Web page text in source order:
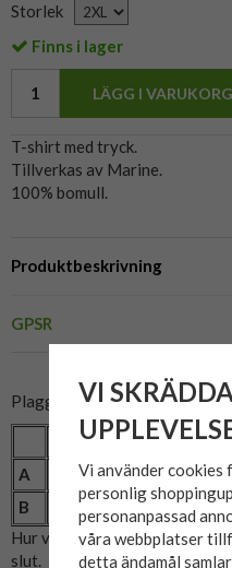
Storlek
Finns i lager
LÄGG I
Produktbeskrivning
GPSR
T-shirt med tryck.
Tillverkas av Marine.
100% bomull.
Plaggets mått:
Storlek
A
Omkrets (cm)
B
Längd (cm)
Hur vi mätat: A= Bröstmått
slut.
VI
Vi använder cookies
personlig
personanpassad
våra webbplatser
detta ändamål